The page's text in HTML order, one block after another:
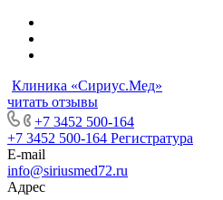
Клиника «Сириус.Мед»
читать отзывы
+7 3452 500-164
+7 3452 500-164 Регистратура
E-mail
info@siriusmed72.ru
Адрес